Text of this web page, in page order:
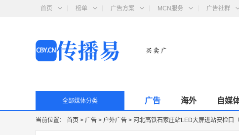
首页 榜单 广告方案 MCN服务 广告社群
全部媒体分类 广告 海外 自媒
当前位置： 首页 > 广告 > 户外广告 > 河北高铁石家庄站LED大屏进站安检口（